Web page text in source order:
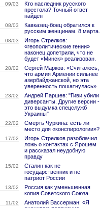
09/03
Кто наследник русского
престола? Точный ответ
найден
08/03
Кавказец-боец обратился к
русским женщинам. 8 марта.
08/03
Игорь Стрелков:
«геополитические гении»
наконец допетрили, что не
будет «Минск» реализован.
28/02
Сергей Марков: «Считалось,
что армия Армении сильнее
азербайджанской, но эта
уверенность пошатнулась»
23/02
Андрей Паршев: "Гиви убили
диверсанты. Другие версии -
это выдумка спецслужб
Украины"
22/02
Смерть Чуркина: есть ли
место для «конспирологии»?
17/02
Игорь Стрелков разоблачил
ложь о контактах с Ярошем
и рассказал неудобную
правду
15/02
Сталин как не
государственник и не
патриот России
13/02
Россия как уменьшенная
копия Советского Союза
11/02
Анатолий Вассерман: «Я